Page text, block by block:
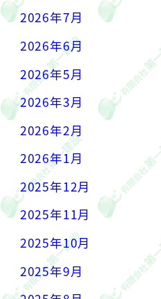
2026年7月
2026年6月
2026年5月
2026年3月
2026年2月
2026年1月
2025年12月
2025年11月
2025年10月
2025年9月